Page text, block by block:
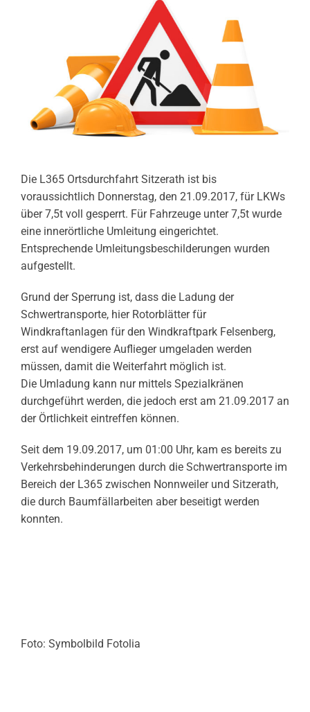
Die L365 Ortsdurchfahrt Sitzerath ist bis
voraussichtlich Donnerstag, den 21.09.2017, für LKWs
über 7,5t voll gesperrt. Für Fahrzeuge unter 7,5t wurde
eine innerörtliche Umleitung eingerichtet.
Entsprechende Umleitungsbeschilderungen wurden
aufgestellt.
Grund der Sperrung ist, dass die Ladung der
Schwertransporte, hier Rotorblätter für
Windkraftanlagen für den Windkraftpark Felsenberg,
erst auf wendigere Auflieger umgeladen werden
müssen, damit die Weiterfahrt möglich ist.
Die Umladung kann nur mittels Spezialkränen
durchgeführt werden, die jedoch erst am 21.09.2017 an
der Örtlichkeit eintreffen können.
Seit dem 19.09.2017, um 01:00 Uhr, kam es bereits zu
Verkehrsbehinderungen durch die Schwertransporte im
Bereich der L365 zwischen Nonnweiler und Sitzerath,
die durch Baumfällarbeiten aber beseitigt werden
konnten.
Foto: Symbolbild Fotolia